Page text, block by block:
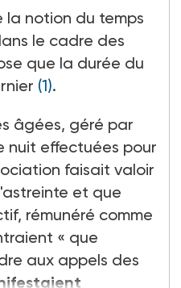
la notion du temps
le cadre des
que la durée du
(1).
âgées, géré par
nuit effectuées pour
faisait valoir
et que
rémunéré comme
« que
aux appels des